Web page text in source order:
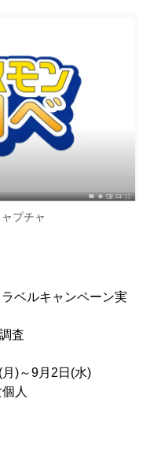
プチャ
ベルキャンペーン実
査
～9月2日(水)
人